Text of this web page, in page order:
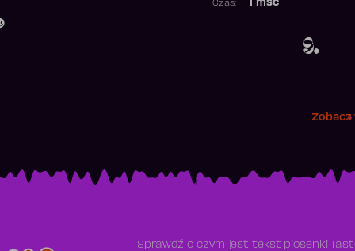
9.
msc
Czas:
Zobacz
Sprawdź o czym jest tekst piosenki